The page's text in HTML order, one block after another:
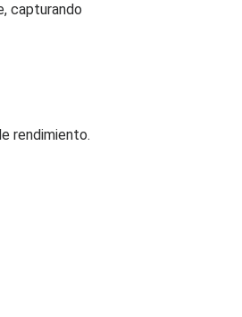
capturando
rendimiento.